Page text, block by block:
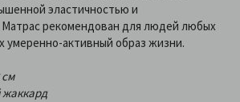
эластичностью и
Матрас рекомендован для людей любых
умеренно-активный образ жизни.
жаккард